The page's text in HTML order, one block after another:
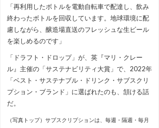
「再利用したボトルを電動自転車で配達し、飲み
終わったボトルを回収しています。地球環境に配
慮しながら、醸造場直送のフレッシュな生ビール
を楽しめるのです」
「ドラフト・ドロップ」が、英『マリ・クレー
ル』主催の「サステナビリティ大賞」で、2022年
「ベスト・サステナブル・ドリンク・サブスクリ
プション・ブランド」に選ばれたのも、頷ける話
だ。
（写真トップ）サブスクリプションは、毎週・隔週・毎月